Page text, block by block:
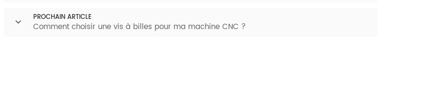
PROCHAIN ARTICLE
Comment choisir une vis à billes pour ma machine CNC ?